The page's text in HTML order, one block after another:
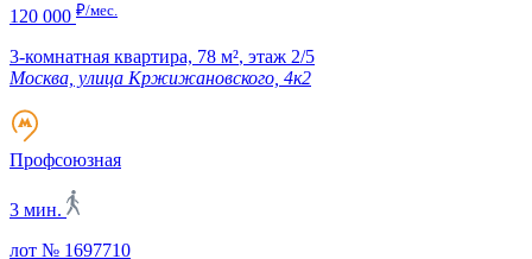
120 000 ₽/мес.
3-комнатная квартира, 78 м², этаж 2/5
Москва, улица Кржижановского, 4к2
Профсоюзная
3 мин.
лот № 1697710